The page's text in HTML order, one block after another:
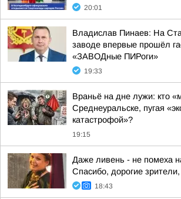
20:01
Владислав Пинаев: На
заводе впервые прошёл
«ЗАВОДные ПИРоги»
19:33
Враньё на дне лужи: кто
Среднеуральске, пугая
катастрофой»?
19:15
Даже ливень - не помеха
Спасибо, дорогие
18:43